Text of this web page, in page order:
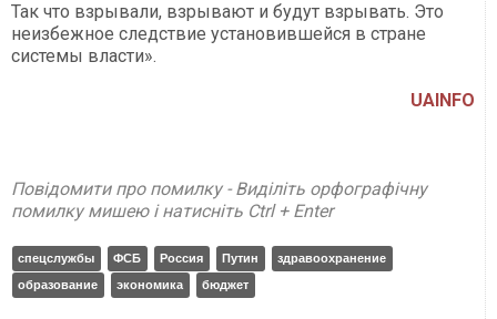
Так что взрывали, взрывают и будут взрывать. Это
неизбежное следствие установившейся в стране
системы власти».
UAINFO
Повідомити про помилку - Виділіть орфографічну
помилку мишею і натисніть Ctrl + Enter
спецслужбы ФСБ Россия Путин
здравоохранение
образование
экономика бюджет